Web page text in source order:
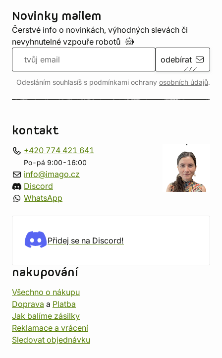
Novinky mailem
Čerstvé info o novinkách, výhodných slevách či
nevyhnutelné vzpouře robotů
odebírat
Odesláním souhlasíš s podmínkami ochrany osobních údajů.
kontakt
+420 774 421 641
Po-pá 9:00-16:00
info@imago.cz
Discord
WhatsApp
Přidej se na Discord!
nakupování
Všechno o nákupu
Doprava a Platba
Jak balíme zásilky
Reklamace a vrácení
Sledovat objednávku